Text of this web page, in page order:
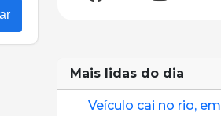
Mais lidas do dia
Veículo cai no rio, em